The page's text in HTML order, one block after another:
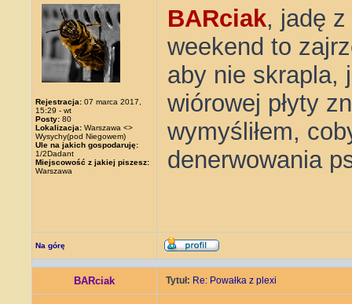
Rejestracja: 07 marca 2017,
15:29 - wt
Posty: 80
Lokalizacja: Warszawa <>
Wysychy(pod Niegowem)
Ule na jakich gospodaruję:
1/2Dadant
Miejscowość z jakiej piszesz:
Warszawa
BARciak, jadę z
weekend to
aby nie skrapla,
wiórowej płyty
wymyśliłem,
denerwowania
Na górę
BARciak Tytuł: Re: Powałka z plexi